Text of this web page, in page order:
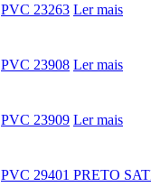
PVC 23263 Ler mais
PVC 23908 Ler mais
PVC 23909 Ler mais
PVC 29401 PRETO